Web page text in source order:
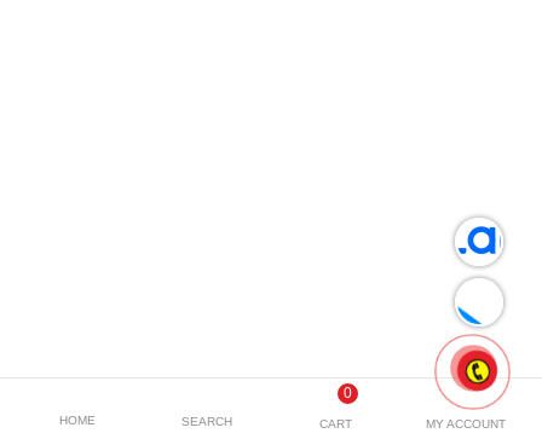
HOME SEARCH
0
CART MY ACCOUNT